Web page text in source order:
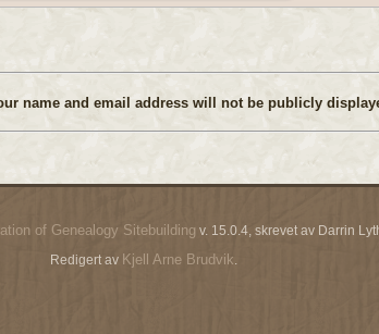
name and email address will not be publicly
of Genealogy Sitebuilding v. 15.0.4, skrevet av Darrin
Redigert av Kjell Arne Brudvik.